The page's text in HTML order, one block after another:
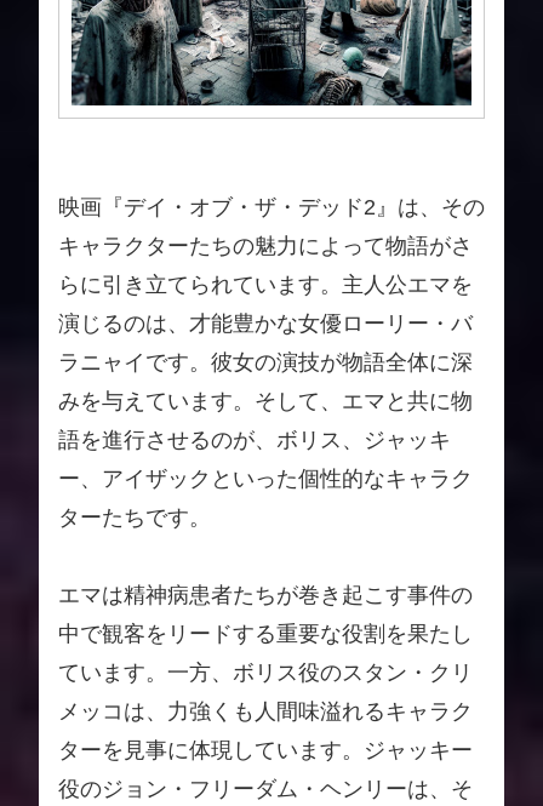
映画『デイ・オブ・ザ・デッド2』は、その
キャラクターたちの魅力によって物語がさ
らに引き立てられています。主人公エマを
演じるのは、才能豊かな女優ローリー・バ
ラニャイです。彼女の演技が物語全体に深
みを与えています。そして、エマと共に物
語を進行させるのが、ボリス、ジャッキ
ー、アイザックといった個性的なキャラク
ターたちです。
エマは精神病患者たちが巻き起こす事件の
中で観客をリードする重要な役割を果たし
ています。一方、ボリス役のスタン・クリ
メッコは、力強くも人間味溢れるキャラク
ターを見事に体現しています。ジャッキー
役のジョン・フリーダム・ヘンリーは、そ